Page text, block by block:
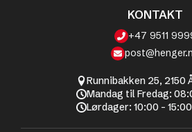
KONTAKT
+47 9511
Runnibakken 25, 2150
Mandag til Fredag:
Lørdager: 10:00 - 15:00